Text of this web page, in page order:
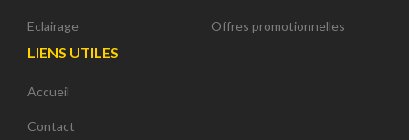
Eclairage Offres promotionnelles
LIENS UTILES
Accueil
Contact